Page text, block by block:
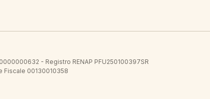
- Registro RENAP PFU250100397SR
Fiscale 00130010358